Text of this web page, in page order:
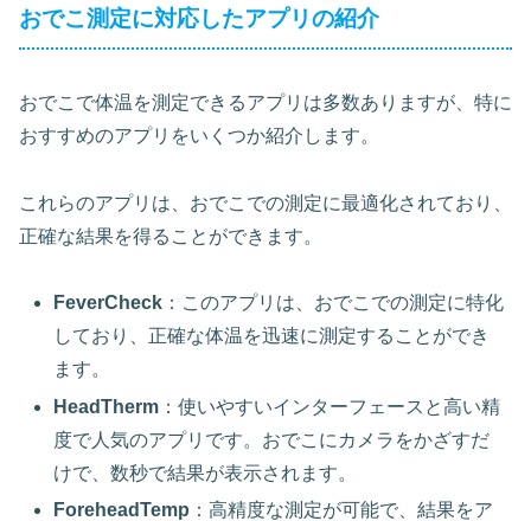
おでこ測定に対応したアプリの紹介
おでこで体温を測定できるアプリは多数ありますが、特に
おすすめのアプリをいくつか紹介します。
これらのアプリは、おでこでの測定に最適化されており、
正確な結果を得ることができます。
FeverCheck ：このアプリは、おでこでの測定に特化
しており、正確な体温を迅速に測定することができ
ます。
HeadTherm ：使いやすいインターフェースと高い精
度で人気のアプリです。おでこにカメラをかざすだ
けで、数秒で結果が表示されます。
ForeheadTemp ：高精度な測定が可能で、結果をア